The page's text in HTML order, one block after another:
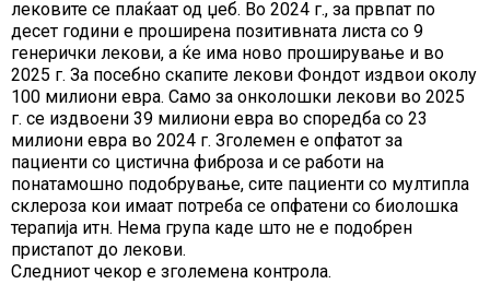
лековите се плаќаат од џеб. Во 2024 г., за првпат по
десет години е проширена позитивната листа со 9
генерички лекови, а ќе има ново проширување и во
2025 г. За посебно скапите лекови Фондот издвои околу
100 милиони евра. Само за онколошки лекови во 2025
г. се издвоени 39 милиони евра во споредба со 23
милиони евра во 2024 г. Зголемен е опфатот за
пациенти со цистична фиброза и се работи на
понатамошно подобрување, сите пациенти со мултипла
склероза кои имаат потреба се опфатени со биолошка
терапија итн. Нема група каде што не е подобрен
пристапот до лекови.
Следниот чекор е зголемена контрола.